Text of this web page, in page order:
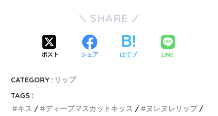
SHARE
ポスト シェア はてブ LINE
CATEGORY : リップ
TAGS :
キス
ディープマスカットキッス
ヌレヌレリップ